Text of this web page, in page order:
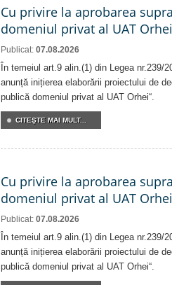
Cu privire la aprobarea
domeniul privat al UAT Orhei
Publicat: 07.08.2026
În temeiul art.9 alin.(1) din Legea
anunță inițierea elaborării proiectului de
publică domeniul privat al UAT Orhei“.
CITEŞTE MAI MULT...
Cu privire la aprobarea
domeniul privat al UAT Orhei
Publicat: 07.08.2026
În temeiul art.9 alin.(1) din Legea
anunță inițierea elaborării proiectului de
publică domeniul privat al UAT Orhei“.